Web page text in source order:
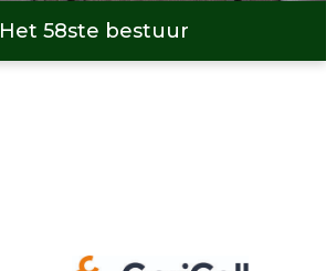
Het 58ste bestuur